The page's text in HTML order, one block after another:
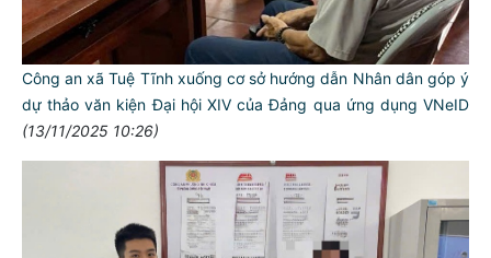
Công an xã Tuệ Tĩnh xuống cơ sở hướng dẫn Nhân dân góp ý
dự thảo văn kiện Đại hội XIV của Đảng qua ứng dụng VNeID
(13/11/2025 10:26)